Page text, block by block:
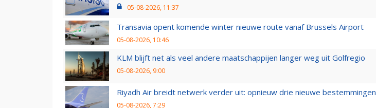
05-08-2026, 11:37
Transavia opent komende winter nieuwe route vanaf Brussels Airport
05-08-2026, 10:46
KLM blijft net als veel andere maatschappijen langer weg uit Golfregio
05-08-2026, 9:00
Riyadh Air breidt netwerk verder uit: opnieuw drie nieuwe bestemmingen
05-08-2026, 7:29